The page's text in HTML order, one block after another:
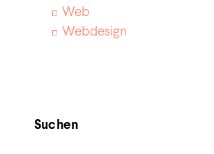
Web
Webdesign
Suchen